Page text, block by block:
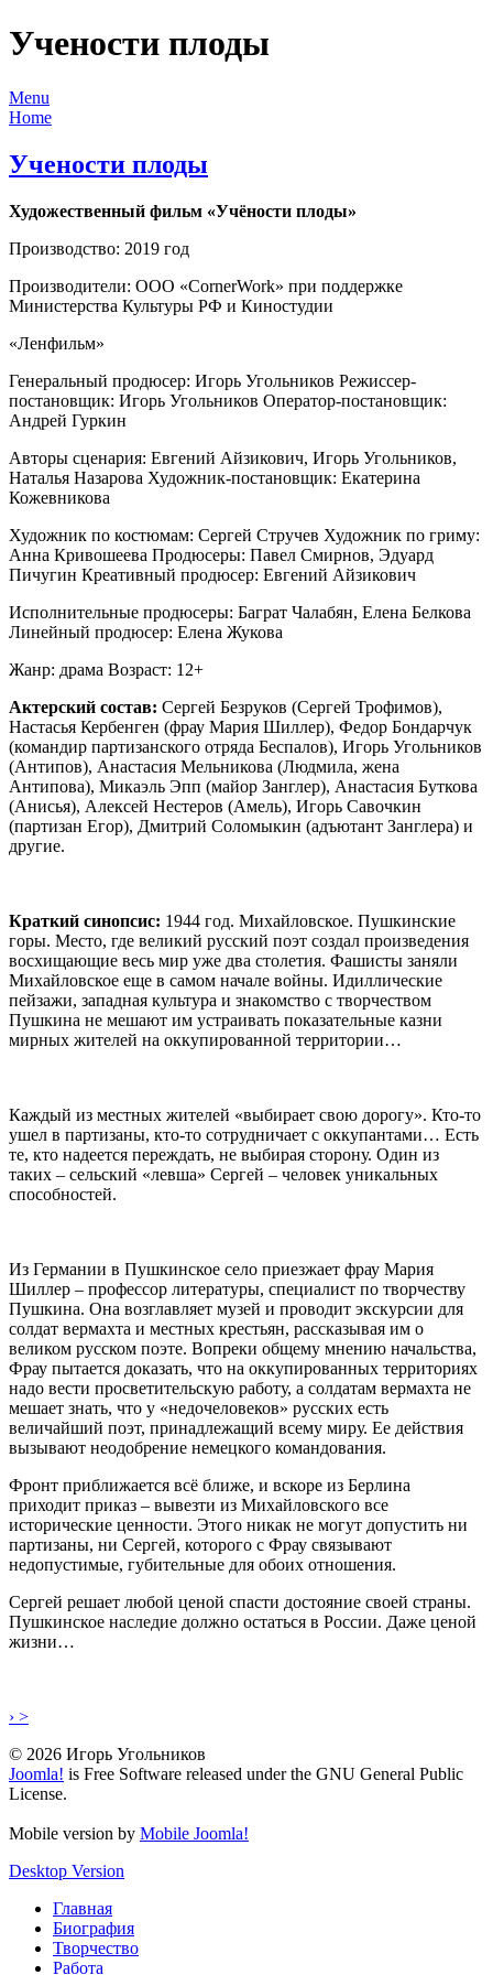
Учености плоды
Menu
Home
Учености плоды
Художественный фильм «Учёности плоды»
Производство: 2019 год
Производители: ООО «CornerWork» при поддержке
Министерства Культуры РФ и Киностудии
«Ленфильм»
Генеральный продюсер: Игорь Угольников Режиссер-
постановщик: Игорь Угольников Оператор-постановщик:
Андрей Гуркин
Авторы сценария: Евгений Айзикович, Игорь Угольников,
Наталья Назарова Художник-постановщик: Екатерина
Кожевникова
Художник по костюмам: Сергей Стручев Художник по гриму:
Анна Кривошеева Продюсеры: Павел Смирнов, Эдуард
Пичугин Креативный продюсер: Евгений Айзикович
Исполнительные продюсеры: Баграт Чалабян, Елена Белкова
Линейный продюсер: Елена Жукова
Жанр: драма Возраст: 12+
Актерский состав: Сергей Безруков (Сергей Трофимов),
Настасья Кербенген (фрау Мария Шиллер), Федор Бондарчук
(командир партизанского отряда Беспалов), Игорь Угольников
(Антипов), Анастасия Мельникова (Людмила, жена
Антипова), Микаэль Эпп (майор Занглер), Анастасия Буткова
(Анисья), Алексей Нестеров (Амель), Игорь Савочкин
(партизан Егор), Дмитрий Соломыкин (адъютант Занглера) и
другие.
Краткий синопсис: 1944 год. Михайловское. Пушкинские
горы. Место, где великий русский поэт создал произведения
восхищающие весь мир уже два столетия. Фашисты заняли
Михайловское еще в самом начале войны. Идиллические
пейзажи, западная культура и знакомство с творчеством
Пушкина не мешают им устраивать показательные казни
мирных жителей на оккупированной территории…
Каждый из местных жителей «выбирает свою дорогу». Кто-то
ушел в партизаны, кто-то сотрудничает с оккупантами… Есть
те, кто надеется переждать, не выбирая сторону. Один из
таких – сельский «левша» Сергей – человек уникальных
способностей.
Из Германии в Пушкинское село приезжает фрау Мария
Шиллер – профессор литературы, специалист по творчеству
Пушкина. Она возглавляет музей и проводит экскурсии для
солдат вермахта и местных крестьян, рассказывая им о
великом русском поэте. Вопреки общему мнению начальства,
Фрау пытается доказать, что на оккупированных территориях
надо вести просветительскую работу, а солдатам вермахта не
мешает знать, что у «недочеловеков» русских есть
величайший поэт, принадлежащий всему миру. Ее действия
вызывают неодобрение немецкого командования.
Фронт приближается всё ближе, и вскоре из Берлина
приходит приказ – вывезти из Михайловского все
исторические ценности. Этого никак не могут допустить ни
партизаны, ни Сергей, которого с Фрау связывают
недопустимые, губительные для обоих отношения.
Сергей решает любой ценой спасти достояние своей страны.
Пушкинское наследие должно остаться в России. Даже ценой
жизни…
› >
© 2026 Игорь Угольников
Joomla! is Free Software released under the GNU General Public
License.
Mobile version by Mobile Joomla!
Desktop Version
Главная
Биография
Творчество
Работа